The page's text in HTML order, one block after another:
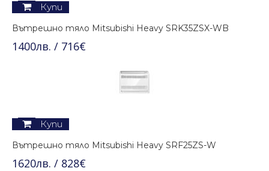
Вътрешно тяло Mitsubishi Heavy SRK35ZSX-WB
1400лв. / 716€
Купи
Вътрешно тяло Mitsubishi Heavy SRF25ZS-W
1620лв. / 828€
Купи